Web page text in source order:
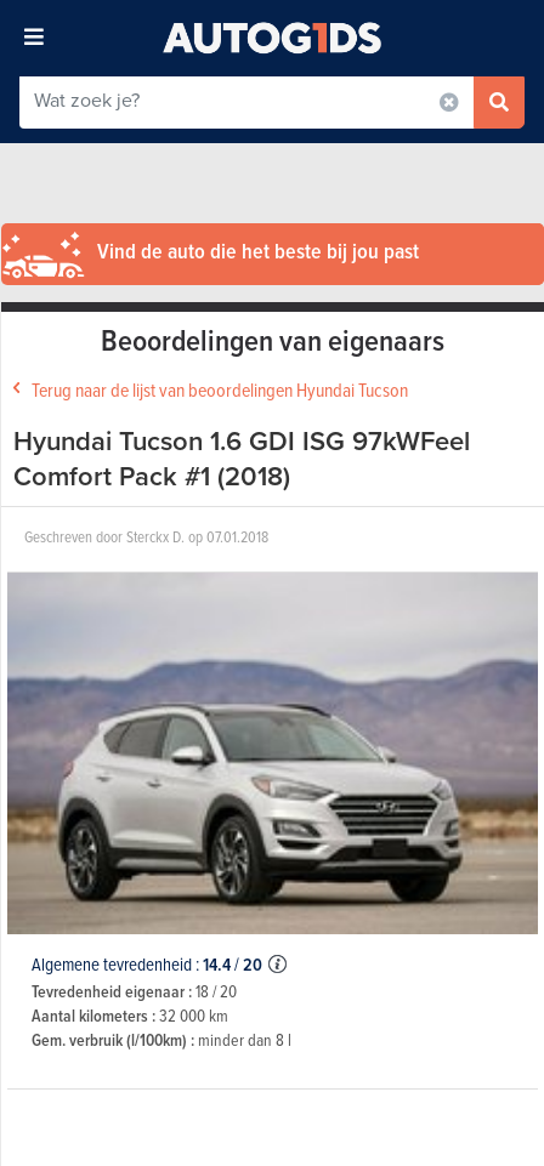
Vind de auto die het beste bij jou past
Beoordelingen van eigenaars
Terug naar de lijst van beoordelingen Hyundai Tucson
Hyundai Tucson 1.6 GDI ISG 97kWFeel
Comfort Pack #1 (2018)
Geschreven doorSterckx D. op07.01.2018
Algemene tevredenheid :14.4/20
Tevredenheid eigenaar :18 / 20
Aantal kilometers :32 000 km
Gem. verbruik (l/100km) :minder dan 8 l